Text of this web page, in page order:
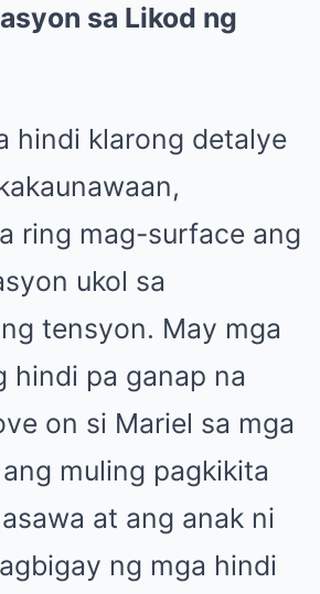
sa Likod ng
hindi klarong detalye
ring mag-surface ang
ukol sa
tensyon. May mga
hindi pa ganap na
on si Mariel sa mga
muling pagkikita
at ang anak ni
ng mga hindi